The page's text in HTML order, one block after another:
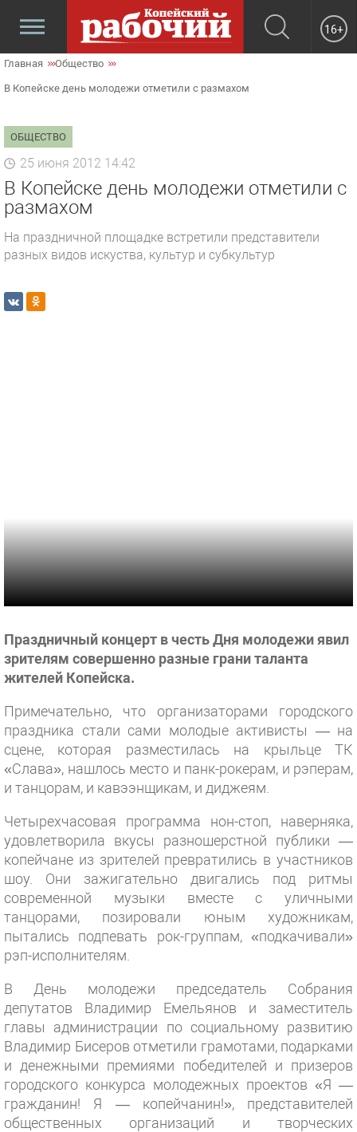
16+
Главная Общество
В Копейске день молодежи отметили с размахом
ОБЩЕСТВО
25 июня 2012 14:42
В Копейске день молодежи отметили с
размахом
На праздничной площадке встретили представители
разных видов искуства, культур и субкультур
Праздничный концерт в честь Дня молодежи явил
зрителям совершенно разные грани таланта
жителей Копейска.
Примечательно, что организаторами городского
праздника стали сами молодые активисты — на
сцене, которая разместилась на крыльце ТК
«Слава», нашлось место и панк-рокерам, и рэперам,
и танцорам, и кавээнщикам, и диджеям.
Четырехчасовая программа нон-стоп, наверняка,
удовлетворила вкусы разношерстной публики —
копейчане из зрителей превратились в участников
шоу. Они зажигательно двигались под ритмы
современной музыки вместе с уличными
танцорами, позировали юным художникам,
пытались подпевать рок-группам, «подкачивали»
рэп-исполнителям.
В День молодежи председатель Собрания
депутатов Владимир Емельянов и заместитель
главы администрации по социальному развитию
Владимир Бисеров отметили грамотами, подарками
и денежными премиями победителей и призеров
городского конкурса молодежных проектов «Я —
гражданин! Я — копейчанин!», представителей
общественных организаций и творческих